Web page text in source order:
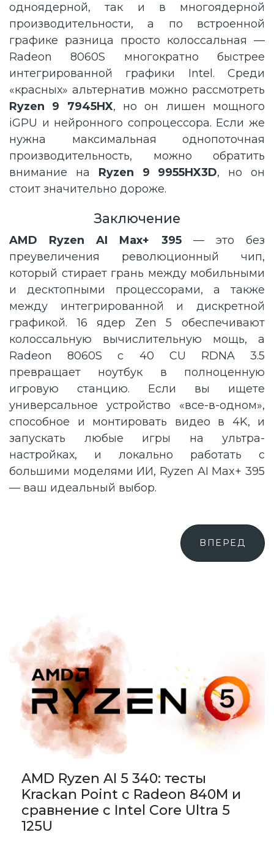
одноядерной, так и в многоядерной
производительности, а по встроенной
графике разница просто колоссальная —
Radeon 8060S многократно быстрее
интегрированной графики Intel. Среди
«красных» альтернатив можно рассмотреть
Ryzen 9 7945HX, но он лишен мощного
iGPU и нейронного сопроцессора. Если же
нужна максимальная однопоточная
производительность, можно обратить
внимание на Ryzen 9 9955HX3D, но он
стоит значительно дороже.
Заключение
AMD Ryzen AI Max+ 395— это без
преувеличения революционный чип,
который стирает грань между мобильными
и десктопными процессорами, а также
между интегрированной и дискретной
графикой. 16 ядер Zen 5 обеспечивают
колоссальную вычислительную мощь, а
Radeon 8060S с 40 CU RDNA 3.5
превращает ноутбук в полноценную
игровую станцию. Если вы ищете
универсальное устройство «все-в-одном»,
способное и монтировать видео в 4K, и
запускать любые игры на ультра-
настройках, и локально работать с
большими моделями ИИ, Ryzen AI Max+ 395
— ваш идеальный выбор.
ВПЕРЕД
AMD Ryzen AI 5 340: тесты
Krackan Point с Radeon 840M и
сравнение с Intel Core Ultra 5
125U